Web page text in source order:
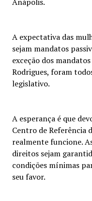
Anápolis.
A expectativa das
sejam mandatos
exceção dos
Rodrigues, foram
legislativo.
A esperança é que
Centro de Referência
realmente funcione.
direitos sejam
condições mínimas
seu favor.